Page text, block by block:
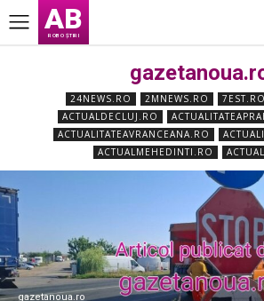
AB
ROBO ȘTIRI
24NEWS.RO 2MNEWS.RO 7EST.RO
ACTUALDECLUJ.RO
ACTUALITATEAVRANCEANA.RO
ACTUALMEHEDINTI.RO
gazetanoua.ro